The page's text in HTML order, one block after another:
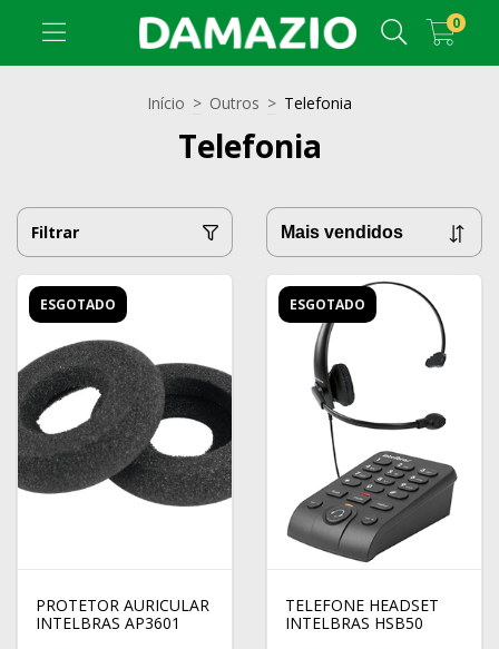
0
Início > Outros > Telefonia
Telefonia
Filtrar
ESGOTADO
PROTETOR AURICULAR
INTELBRAS AP3601
ESGOTADO
TELEFONE HEADSET
INTELBRAS HSB50